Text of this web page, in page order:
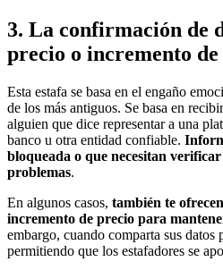
3. La confirmación de
precio o incremento
Esta estafa se basa en el engaño
de los más antiguos. Se basa en
alguien que dice representar a una
banco u otra entidad confiable.
bloqueada o que necesitan
problemas.
En algunos casos, también te
incremento de precio para
embargo, cuando comparta sus datos
permitiendo que los estafadores se